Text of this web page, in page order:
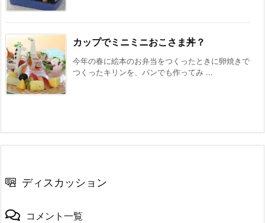
カップでミニミニおこさま丼？
今年の春に絵本のお弁当をつくったときに卵焼きで
つくったキリンを、パンでも作ってみ ...
ディスカッション
コメント一覧